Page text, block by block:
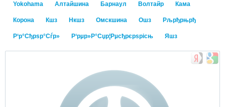
Yokohama Алтайшина Барнаул Волтайр Кама
Корона Кшз Нкшз Омскшина Ошз Рљрђрњрђ
Р‘р°Сђрѕр°Сѓр» Р‘рµр»Р°Сџр¦Рµсђрєрѕрісњ Яшз